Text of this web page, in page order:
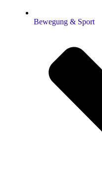
Bewegung & Sport